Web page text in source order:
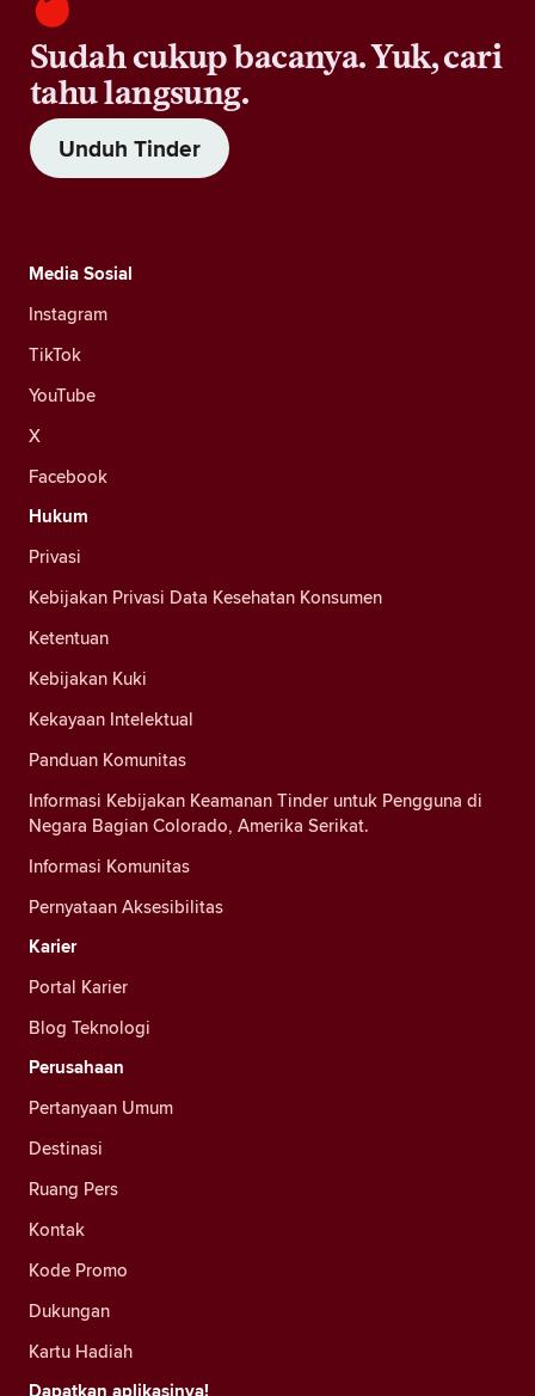
Sudah cukup bacanya. Yuk, cari
tahu langsung.
Unduh Tinder
Media Sosial
Instagram
TikTok
YouTube
X
Facebook
Hukum
Privasi
Kebijakan Privasi Data Kesehatan Konsumen
Ketentuan
Kebijakan Kuki
Kekayaan Intelektual
Panduan Komunitas
Informasi Kebijakan Keamanan Tinder untuk Pengguna di
Negara Bagian Colorado, Amerika Serikat.
Informasi Komunitas
Pernyataan Aksesibilitas
Karier
Portal Karier
Blog Teknologi
Perusahaan
Pertanyaan Umum
Destinasi
Ruang Pers
Kontak
Kode Promo
Dukungan
Kartu Hadiah